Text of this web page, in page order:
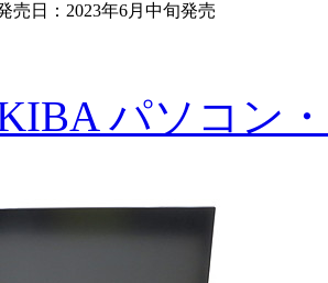
売日：2023年6月中旬発売
パソコン